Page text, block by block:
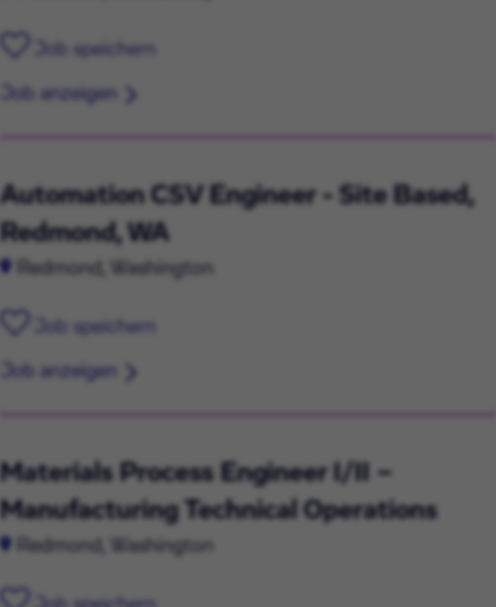
Job speichern
Job anzeigen
Automation CSV Engineer - Site Based,
Redmond, WA
Redmond, Washington
Job speichern
Job anzeigen
Materials Process Engineer I/II –
Manufacturing Technical Operations
Redmond, Washington